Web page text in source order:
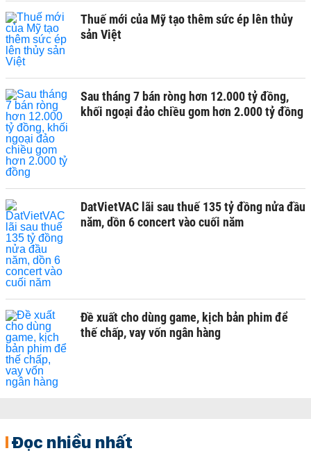
Thuế mới của Mỹ tạo thêm sức ép lên thủy
sản Việt
Sau tháng 7 bán ròng hơn 12.000 tỷ đồng,
khối ngoại đảo chiều gom hơn 2.000 tỷ đồng
DatVietVAC lãi sau thuế 135 tỷ đồng nửa đầu
năm, dồn 6 concert vào cuối năm
Đề xuất cho dùng game, kịch bản phim để
thế chấp, vay vốn ngân hàng
Đọc nhiều nhất